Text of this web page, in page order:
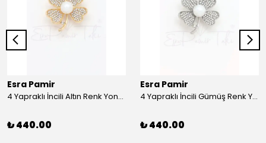
Esra Pamir
4 Yapraklı İncili Altın Renk Yonca Broş
₺ 440.00
Esra Pamir
4 Yapraklı İncili Gümüş Renk Yonca Broş
₺ 440.00